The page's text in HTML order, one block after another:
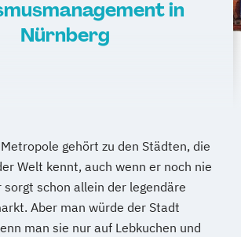
in
Nürnberg
gehört zu den Städten, die
Welt kennt, auch wenn er noch nie
schon allein der legendäre
Aber man würde der Stadt
man sie nur auf Lebkuchen und